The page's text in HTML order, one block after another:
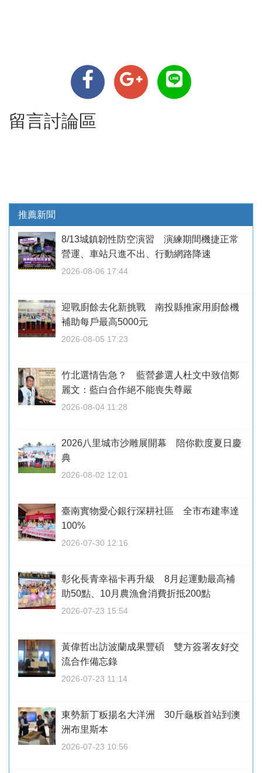
留言討論區
推薦新聞
8/13城鎮韌性防空演習 演練期間機捷正常
營運、車站只進不出、行動網路降速
2026-08-06 17:44
迎戰廚餘去化新挑戰 南投縣推家用廚餘機
補助每戶最高5000元
2026-08-05 17:23
竹北選情告急？ 藍營參選人杜文中致信鄭
麗文：藍白合作絕不能喪失尊嚴
2026-08-04 11:28
2026八里城市沙雕展開幕 陪你歡度夏日慶
典
2026-08-02 12:01
臺南實物愛心銀行深耕社區 全市布建率達
100%
2026-07-30 12:16
彰化長青幸福卡再升級 8月起運動最高補
助50點、10月農漁會消費折抵200點
2026-07-23 15:54
黃偉哲出訪波蘭成果豐碩 雙方簽署友好交
流合作備忘錄
2026-07-23 11:14
東勢新丁粄揚名大洋洲 30斤龜粄首站到澳
洲布里斯本
2026-07-23 10:56